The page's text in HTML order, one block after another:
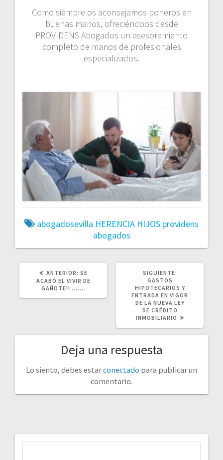
Como siempre os aconsejamos poneros en
buenas manos, ofreciéndoos desde
PROVIDENS Abogados un asesoramiento
completo de manos de profesionales
especializados.
abogadosevilla HERENCIA HIJOS providens
abogados
ANTERIOR: POST
ANTERIOR:
SE
ACABÓ EL VIVIR DE
GAÑOTE!! …….
SIGUIENTE:
GASTOS
HIPOTECARIOS Y
ENTRADA EN VIGOR
DE LA NUEVA LEY
DE CRÉDITO
INMOBILIARIO
Deja una respuesta
Lo siento, debes estarconectado para publicar un
comentario.